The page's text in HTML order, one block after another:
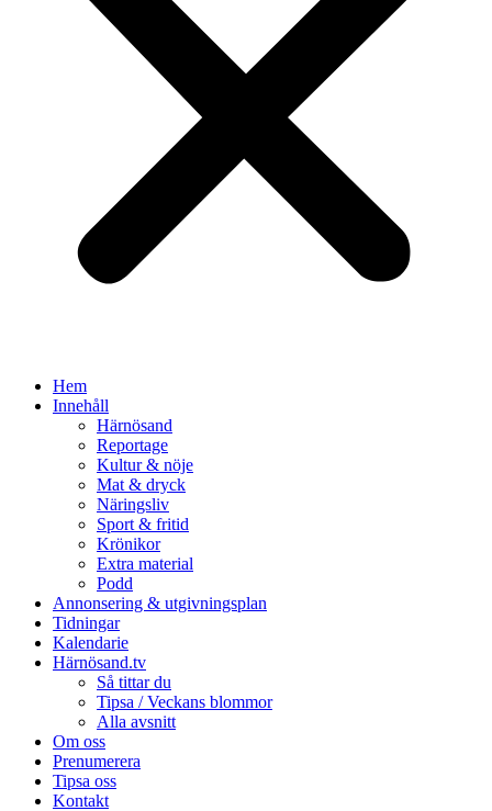
Hem
Innehåll
Härnösand
Reportage
Kultur & nöje
Mat & dryck
Näringsliv
Sport & fritid
Krönikor
Extra material
Podd
Annonsering & utgivningsplan
Tidningar
Kalendarie
Härnösand.tv
Så tittar du
Tipsa / Veckans blommor
Alla avsnitt
Om oss
Prenumerera
Tipsa oss
Kontakt